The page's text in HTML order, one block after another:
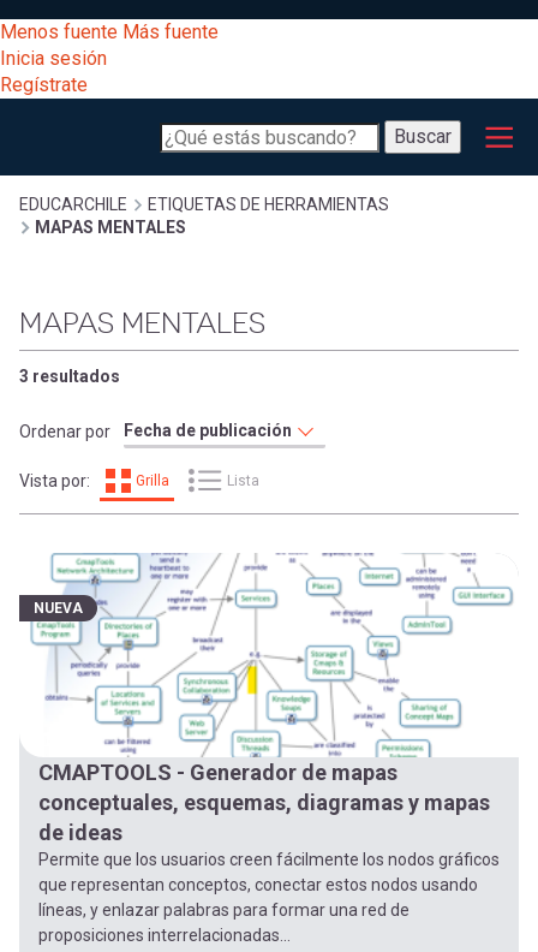
al
contenido
principal
[Educarchile
Escritorio]
entrar
a
mi
cuenta
Menos fuente Más fuente
Inicia sesión
Regístrate
Buscar
Buscar
Menú
principal
Desarrollo
Expand
Gestión
Comunidad
Expand
Exploración
[Educarchile
Mobile]
Menú
entrar
mi
sesión
Regístrate
Sobrescribir
enlaces
de
ayuda
a
la
navegación
EDUCARCHILE
ETIQUETAS DE HERRAMIENTAS
MAPAS MENTALES
MAPAS MENTALES
3 resultados
Ordenar por
Vista por: Grilla Lista
CMAPTOOLS - Generador de mapas
conceptuales, esquemas, diagramas y mapas
de ideas
NUEVA
Permite que los usuarios creen fácilmente los nodos gráficos
que representan conceptos, conectar estos nodos usando
líneas, y enlazar palabras para formar una red de
proposiciones interrelacionadas...